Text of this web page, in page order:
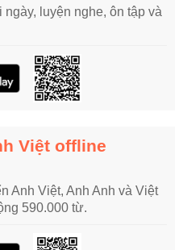
ngày, luyện nghe, ôn tập và
Việt offline
Anh Việt, Anh Anh và Việt
590.000 từ.